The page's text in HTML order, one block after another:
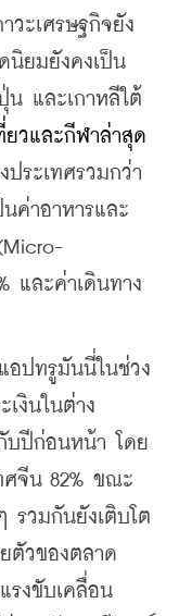
วะเศรษฐกิจยัง
นิยมยังคงเป็น
และเกาหลีใต้
ยวและกีฬาล่าสุด
ประเทศรวมกว่า
ค่าอาหารและ
และค่าเดินทาง
ปทรูมันนี่ในช่วง
งินในต่าง
บปีก่อนหน้า โดย
ศจีน 82% ขณะ
รวมกันยังเติบโต
ตัวของตลาด
รงขับเคลื่อน